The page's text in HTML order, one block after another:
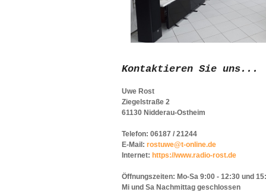
Kontaktieren Sie uns...
Uwe Rost
Ziegelstraße 2
61130 Nidderau-Ostheim
Telefon: 06187 / 21244
E-Mail: rostuwe@t-online.de
Internet: https://www.radio-rost.de
Öffnungszeiten: Mo-Sa 9:00 - 12:30 und
Mi und Sa Nachmittag geschlossen